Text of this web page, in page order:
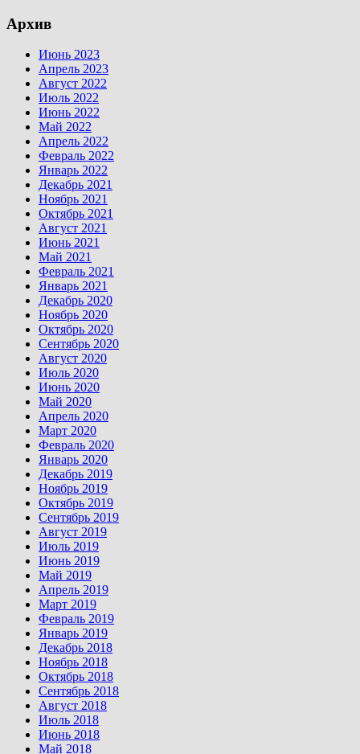
Архив
Июнь 2023
Апрель 2023
Август 2022
Июль 2022
Июнь 2022
Май 2022
Апрель 2022
Февраль 2022
Январь 2022
Декабрь 2021
Ноябрь 2021
Октябрь 2021
Август 2021
Июнь 2021
Май 2021
Февраль 2021
Январь 2021
Декабрь 2020
Ноябрь 2020
Октябрь 2020
Сентябрь 2020
Август 2020
Июль 2020
Июнь 2020
Май 2020
Апрель 2020
Март 2020
Февраль 2020
Январь 2020
Декабрь 2019
Ноябрь 2019
Октябрь 2019
Сентябрь 2019
Август 2019
Июль 2019
Июнь 2019
Май 2019
Апрель 2019
Март 2019
Февраль 2019
Январь 2019
Декабрь 2018
Ноябрь 2018
Октябрь 2018
Сентябрь 2018
Август 2018
Июль 2018
Июнь 2018
Май 2018